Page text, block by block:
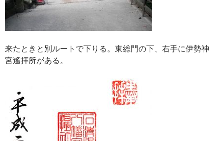
来たときと別ルートで下りる。東総門の下、右手に伊勢神
宮遙拝所がある。